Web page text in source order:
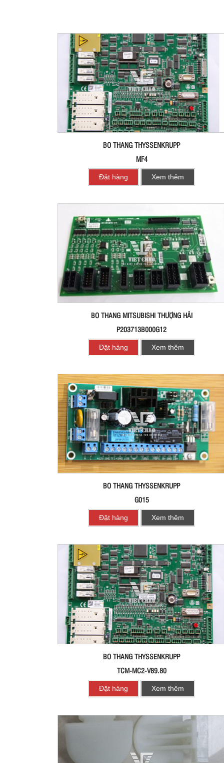
BO THANG THYSSENKRUPP
MF4
Đặt hàng Xem thêm
BO THANG MITSUBISHI THƯỢNG HẢI
P203713B000G12
Đặt hàng Xem thêm
BO THANG THYSSENKRUPP
G015
Đặt hàng Xem thêm
BO THANG THYSSENKRUPP
TCM-MC2-V89.80
Đặt hàng Xem thêm